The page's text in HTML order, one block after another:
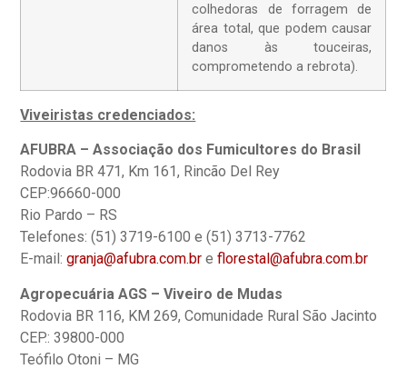
colhedoras de forragem de
área total, que podem causar
danos às touceiras,
comprometendo a rebrota).
Viveiristas credenciados:
AFUBRA – Associação dos Fumicultores do Brasil
Rodovia BR 471, Km 161, Rincão Del Rey
CEP:96660-000
Rio Pardo – RS
Telefones: (51) 3719-6100 e (51) 3713-7762
E-mail:granja@afubra.com.br eflorestal@afubra.com.br
Agropecuária AGS – Viveiro de Mudas
Rodovia BR 116, KM 269, Comunidade Rural São Jacinto
CEP.: 39800-000
Teófilo Otoni – MG